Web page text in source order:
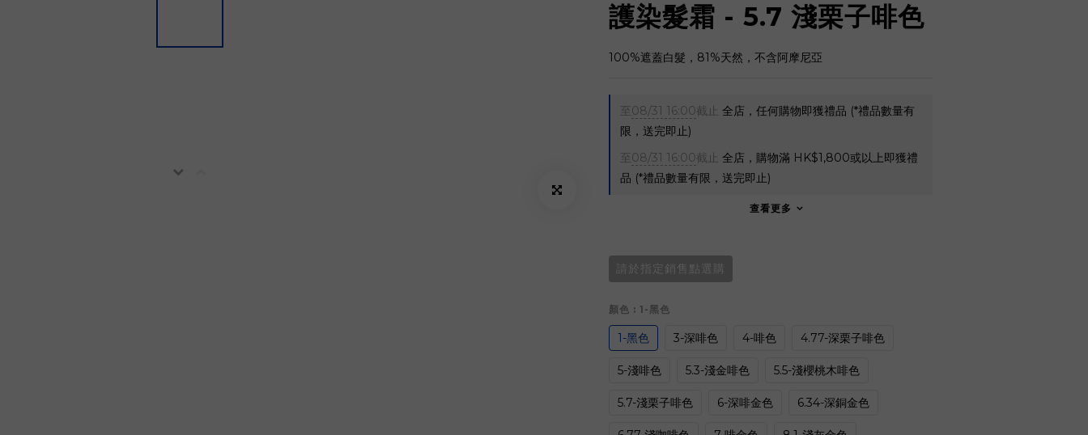
護染髮霜 - 5.7 淺栗子啡色
100%遮蓋白髮，81%天然，不含阿摩尼亞
至 08/31 16:00截止
全店，任何購物即獲禮品 (*禮品數量有
限，送完即止)
至 08/31 16:00截止
全店，購物滿 HK$1,800或以上即獲禮
品 (*禮品數量有限，送完即止)
查看更多
請於指定銷售點選購
顏色 : 1-黑色
1-黑色 3-深啡色 4-啡色 4.77-深栗子啡色
5-淺啡色 5.3-淺金啡色 5.5-淺櫻桃木啡色
5.7-淺栗子啡色 6-深啡金色 6.34-深銅金色